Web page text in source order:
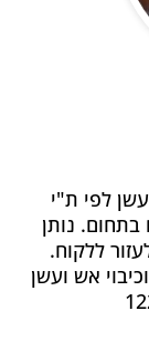
לפי ת"י
ניסיון של 20 שנים בתחום. נותן
ללקוח.
אש ועשן